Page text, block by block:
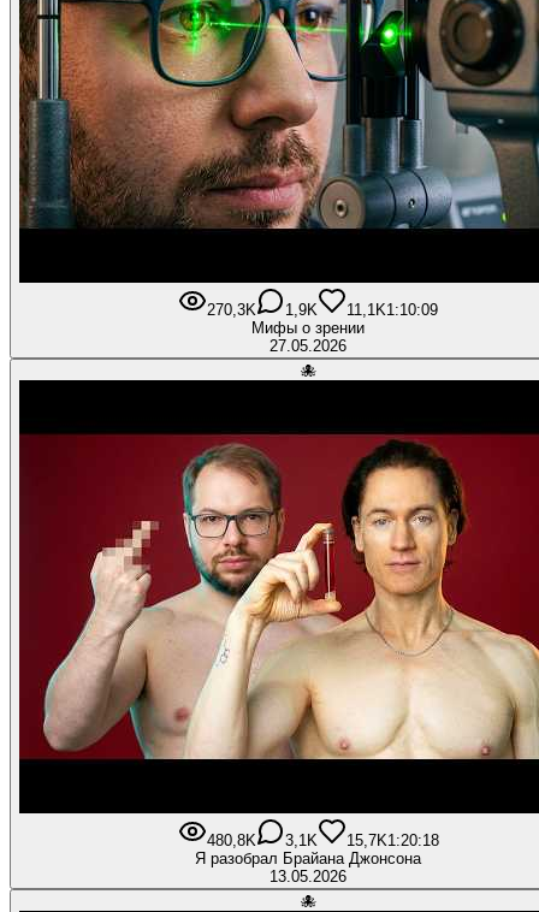
270,3K 1,9K 11,1K1:10:09
Мифы о зрении
27.05.2026
🐙
480,8K 3,1K 15,7K1:20:18
Я разобрал Брайана Джонсона
13.05.2026
🐙